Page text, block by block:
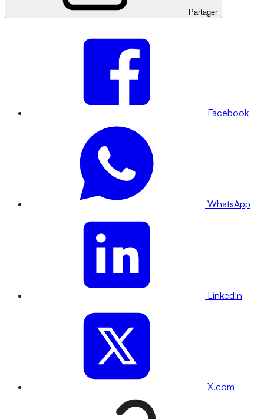
Partager
Facebook
WhatsApp
LinkedIn
X.com